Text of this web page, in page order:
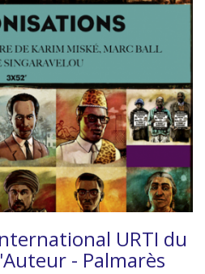
URTI du
- Palmarès